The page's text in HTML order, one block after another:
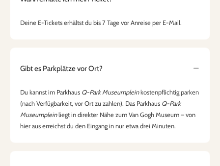
Deine E-Tickets erhältst du bis 7 Tage vor Anreise per E-Mail.
Gibt es Parkplätze vor Ort?
Du kannst im Parkhaus Q-Park Museumpleinkostenpflichtig parken
(nach Verfügbarkeit, vor Ort zu zahlen). Das Parkhaus Q-Park
Museumpleinliegt in direkter Nähe zum Van Gogh Museum – von
hier aus erreichst du den Eingang in nur etwa drei Minuten.